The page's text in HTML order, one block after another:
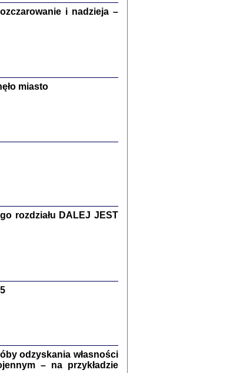
JEST PRACOWNIKIEM
INSTYTUCJI ...
pisma z łódzkiego getta
i wstęp. Monika Polit
...
Warszawa 2019
i nadzieja –
miasto
rozdziału DALEJ JEST
odzyskania własności
– na przykładzie